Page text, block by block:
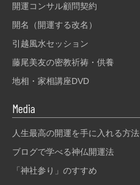
開運コンサル顧問契約
開名（開運する改名）
引越風水セッション
藤尾美友の密教祈祷・供養
地相・家相講座DVD
Media
人生最高の開運を手に入れる方法
ブログで学べる神仏開運法
「神社参り」のすすめ